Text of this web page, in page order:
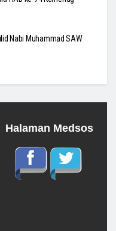
Nabi Muhammad SAW
Halaman Medsos